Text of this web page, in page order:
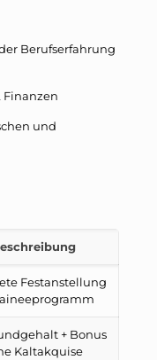
Berufserfahrung
Finanzen
und
Festanstellung
+ Bonus
Kaltakquise